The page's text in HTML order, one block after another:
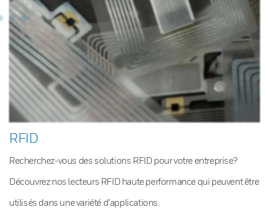
RFID
Recherchez-vous des solutions RFID pour votre entreprise?
Découvrez nos lecteurs RFID haute performance qui peuvent être
utilisés dans une variété d’applications.